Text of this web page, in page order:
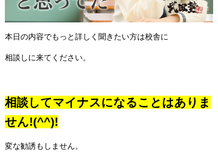
本日の内容でもっと詳しく聞きたい方は校舎に
相談しに来てください。
相談してマイナスになることはありま
せん!(^^)!
変な勧誘もしません。